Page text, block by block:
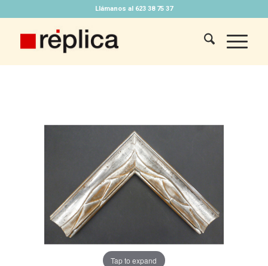
Llámanos al 623 38 75 37
Tap to expand